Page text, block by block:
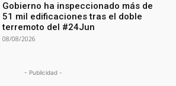
Gobierno ha inspeccionado más de
51 mil edificaciones tras el doble
terremoto del #24Jun
08/08/2026
- Publicidad -